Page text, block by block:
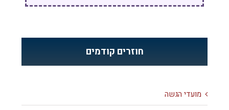
חוזרים קודמים
מועדי הגשה